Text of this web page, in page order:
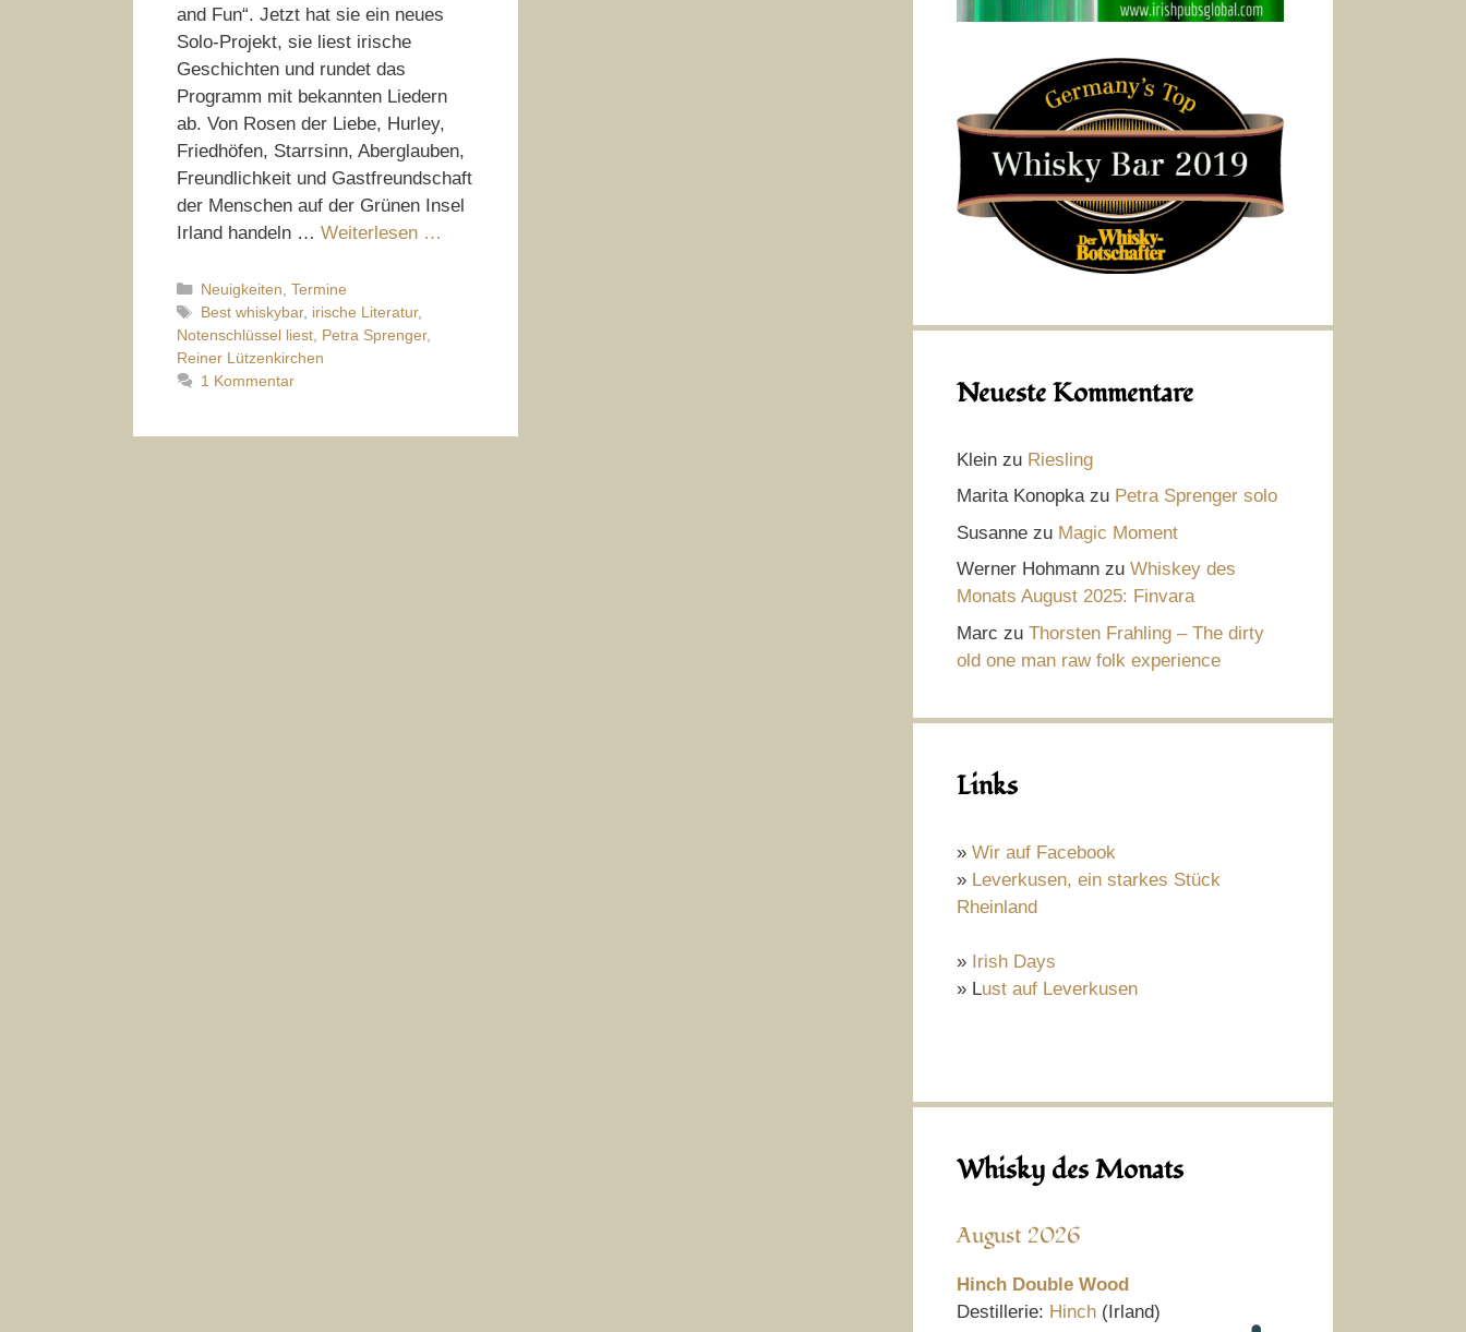
and Fun“. Jetzt hat sie ein neues
Solo-Projekt, sie liest irische
Geschichten und rundet das
Programm mit bekannten Liedern
ab. Von Rosen der Liebe, Hurley,
Friedhöfen, Starrsinn, Aberglauben,
Freundlichkeit und Gastfreundschaft
der Menschen auf der Grünen Insel
Irland handeln … Weiterlesen …
Kategorien
Neuigkeiten, Termine
Schlagwörter
Best whiskybar, irische Literatur,
Notenschlüssel liest, Petra Sprenger,
Reiner Lützenkirchen
1 Kommentar
Neueste Kommentare
Klein zu Riesling
Marita Konopkazu Petra Sprenger solo
Susanne zu Magic Moment
Werner Hohmann zu Whiskey des
Monats August 2025: Finvara
Marc zu Thorsten Frahling – The dirty
old one man raw folk experience
Links
» Wir auf Facebook
» Leverkusen, ein starkes Stück
Rheinland
» Irish Days
» Lust auf Leverkusen
Whisky des Monats
August 2026
Hinch Double Wood
Destillerie: Hinch (Irland)